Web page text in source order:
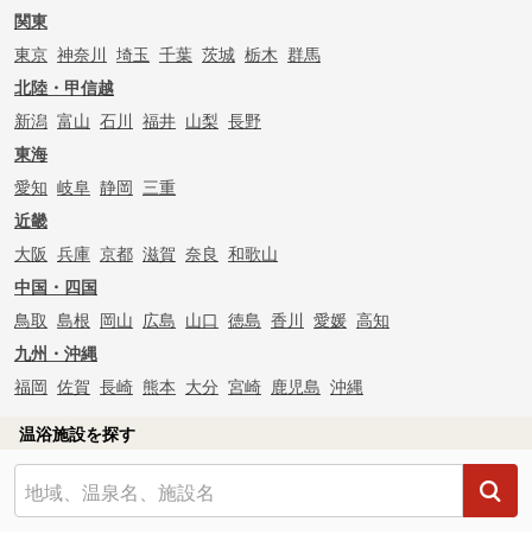
関東
東京 神奈川 埼玉 千葉 茨城 栃木 群馬
北陸・甲信越
新潟 富山 石川 福井 山梨 長野
東海
愛知 岐阜 静岡 三重
近畿
大阪 兵庫 京都 滋賀 奈良 和歌山
中国・四国
鳥取 島根 岡山 広島 山口 徳島 香川 愛媛 高知
九州・沖縄
福岡 佐賀 長崎 熊本 大分 宮崎 鹿児島 沖縄
温浴施設を探す